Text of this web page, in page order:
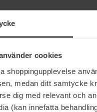
cookies
shoppingupplevelse
medan ditt samtycke
dig med relevant och
(kan innefatta